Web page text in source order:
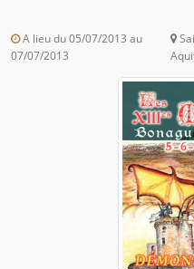
A lieu du 05/07/2013 au
07/07/2013